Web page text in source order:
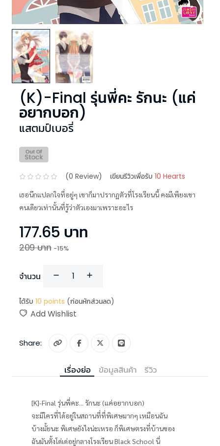
(K)-Final รุ่นพี่คะ รักนะ (แค่
อยากบอก)
แสตมป์เบอรี่
(0 Review) เขียนรีวิวเพื่อรับ 10 Hearts
เธอนึกแปลกใจที่อยู่ๆ เขาก็มาปรากฏตัวที่โรงเรียนนี้ คงมีเพียงเขา
คนเดียวเท่านั้นที่รู้ว่าตัวเองมาเพราะอะไร
177.65 บาท
209บาท -15%
จำนวน
ได้รับ 10 points (ก่อนหักส่วนลด)
Add Wishlist
Share:
เรื่องย่อ ข้อมูลสินค้า รีวิว
[K]-Final รุ่นพี่คะ... รักนะ (แค่อยากบอก)
จะมีใครที่ได้อยู่ในสถานที่ที่พิเศษมากๆ เหมือนฉัน
บ้างมั้ยนะ พิเศษยังไงน่ะเหรอ ก็พิเศษตรงที่บ้านของ
ฉันมันตั้งโด่เด่อยู่กลางโรงเรียน Black School นี่